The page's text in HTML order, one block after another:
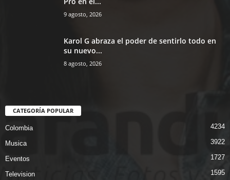
9 agosto, 2026
Karol G abraza el poder de sentirlo todo en
su nuevo...
8 agosto, 2026
CATEGORÍA POPULAR
Colombia 4234
Musica 3922
Eventos 1727
Television 1595